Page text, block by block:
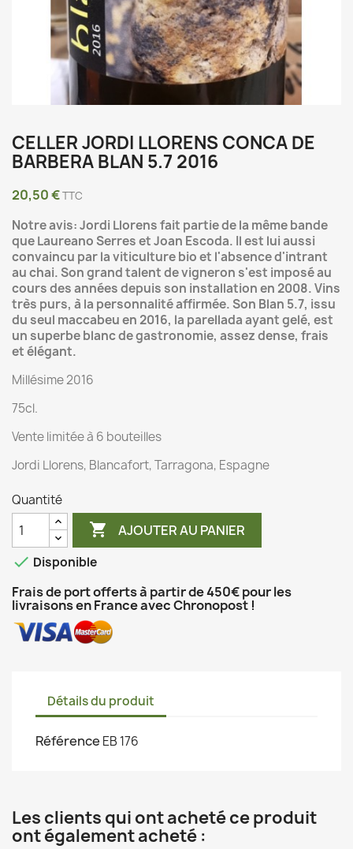
CELLER JORDI LLORENS CONCA DE
BARBERA BLAN 5.7 2016
20,50 €TTC
Notre avis: Jordi Llorens fait partie de la même bande
que Laureano Serres et Joan Escoda. Il est lui aussi
convaincu par la viticulture bio et l'absence d'intrant
au chai. Son grand talent de vigneron s'est imposé au
cours des années depuis son installation en 2008. Vins
très purs, à la personnalité affirmée. Son Blan 5.7, issu
du seul maccabeu en 2016, la parellada ayant gelé, est
un superbe blanc de gastronomie, assez dense, frais
et élégant.
Millésime 2016
75cl.
Vente limitée à 6 bouteilles
Jordi Llorens, Blancafort, Tarragona, Espagne
Quantité
 AJOUTER AU PANIER
 Disponible
Frais de port offerts à partir de 450€ pour les
livraisons en France avec Chronopost !
Détails du produit
Référence EB 176
Les clients qui ont acheté ce produit
ont également acheté :